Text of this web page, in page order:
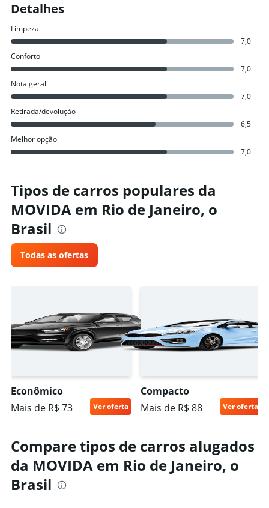
Detalhes
Limpeza
7,0
Conforto
7,0
Nota geral
7,0
Retirada/devolução
6,5
Melhor opção
7,0
Tipos de carros populares da
MOVIDA em Rio de Janeiro, o
Brasil
Todas as ofertas
Econômico
Mais de R$ 73
Ver oferta
Compacto
Mais de R$ 88
Ver oferta
Compare tipos de carros alugados
da MOVIDA em Rio de Janeiro, o
Brasil